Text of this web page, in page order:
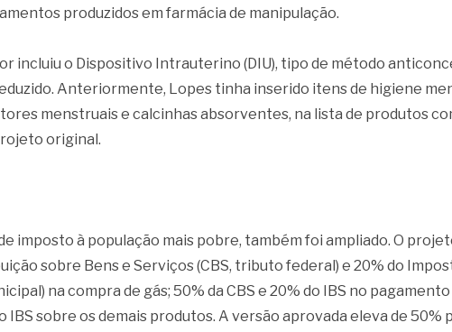
produzidos em farmácia de manipulação.
incluiu o Dispositivo Intrauterino (DIU), tipo de método
Anteriormente, Lopes tinha inserido itens de higiene
menstruais e calcinhas absorventes, na lista de produtos
original.
imposto à população mais pobre, também foi ampliado. O
sobre Bens e Serviços (CBS, tributo federal) e 20% do
na compra de gás; 50% da CBS e 20% do IBS no
IBS sobre os demais produtos. A versão aprovada eleva de 50%